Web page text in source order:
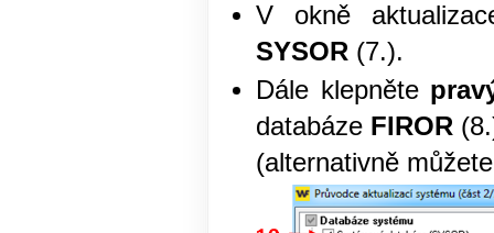
V okně
SYSOR (7.).
Dále klepněte
databáze FIROR
(alternativně